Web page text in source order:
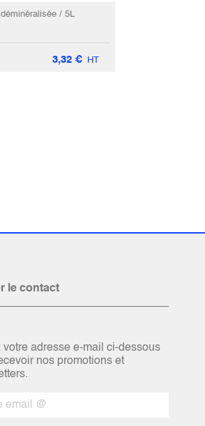
déminéralisée / 5L
3,32 € HT
le contact
votre adresse e-mail ci-dessous
nos promotions et